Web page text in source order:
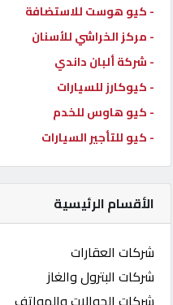
- كيو هوست للاستضافة
- مركز الخراشي للأسنان
- شركة ألبان داندي
- كيوكارز للسيارات
- كيو هاوس للخدم
- كيو للتأجير السيارات
الأقسام الرئيسية
شركات العقارات
شركات البترول والغاز